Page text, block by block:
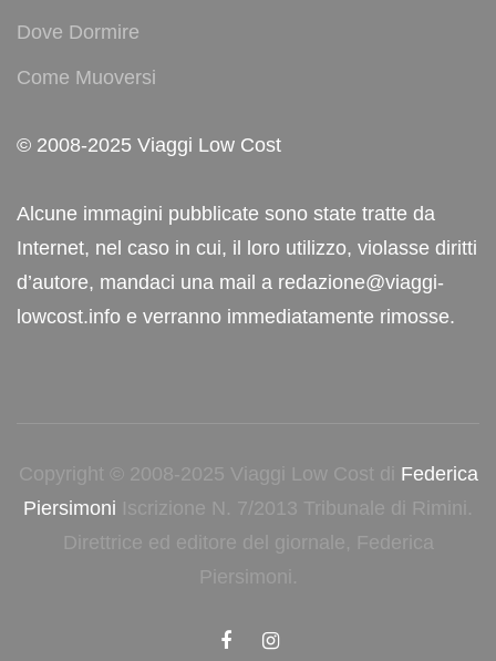
Dove Dormire
Come Muoversi
© 2008-2025 Viaggi Low Cost
Alcune immagini pubblicate sono state tratte da
Internet, nel caso in cui, il loro utilizzo, violasse diritti
d’autore, mandaci una mail a redazione@viaggi-
lowcost.info e verranno immediatamente rimosse.
Copyright © 2008-2025 Viaggi Low Cost di Federica
Piersimoni Iscrizione N. 7/2013 Tribunale di Rimini.
Direttrice ed editore del giornale, Federica
Piersimoni.